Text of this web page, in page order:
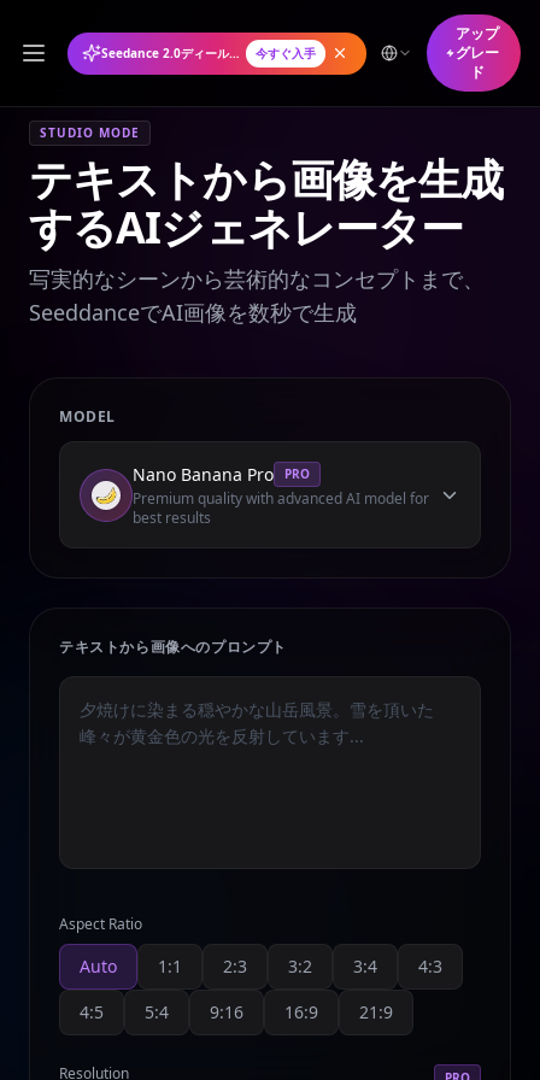
Seedance 2.0ディール年間プランが50%オフ 今すぐ入手
アップ
グレー
ド
STUDIO MODE
テキストから画像を生成
するAIジェネレーター
写実的なシーンから芸術的なコンセプトまで、
SeeddanceでAI画像を数秒で生成
MODEL
Nano Banana Pro PRO
Premium quality with advanced AI model for
best results
テキストから画像へのプロンプト
Aspect Ratio
Auto 1:1 2:3 3:2 3:4
4:3
4:5
5:4 9:16 16:9 21:9
Resolution